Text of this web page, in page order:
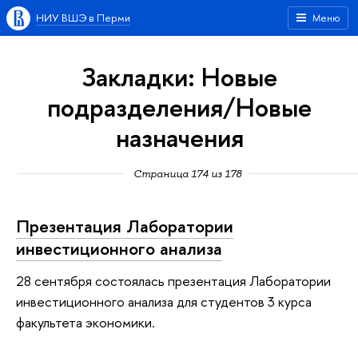
Меню
НИУ ВШЭ в Перми
Закладки: Новые
подразделения/Новые
назначения
Страница 174 из 178
Презентация Лаборатории
инвестиционного анализа
28 сентября состоялась презентация Лаборатории
инвестиционного анализа для студентов 3 курса
факультета экономики.